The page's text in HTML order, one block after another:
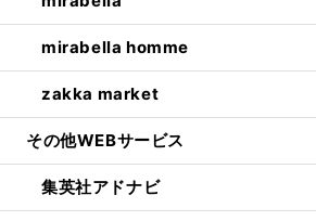
mirabella homme
zakka market
その他WEBサービス
集英社アドナビ